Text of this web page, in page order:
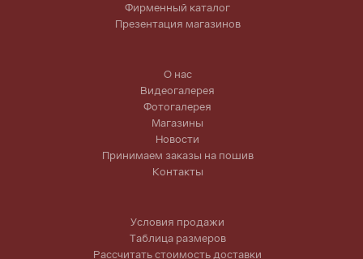
Фирменный каталог
Презентация магазинов
О нас
Видеогалерея
Фотогалерея
Магазины
Новости
Принимаем заказы на пошив
Контакты
Условия продажи
Таблица размеров
Рассчитать стоимость доставки